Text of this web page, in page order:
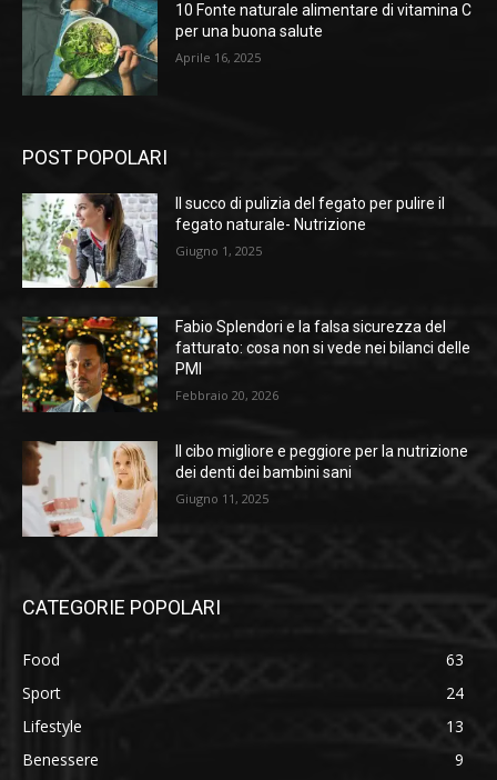
10 Fonte naturale alimentare di vitamina C
per una buona salute
Aprile 16, 2025
POST POPOLARI
Il succo di pulizia del fegato per pulire il
fegato naturale- Nutrizione
Giugno 1, 2025
Fabio Splendori e la falsa sicurezza del
fatturato: cosa non si vede nei bilanci delle
PMI
Febbraio 20, 2026
Il cibo migliore e peggiore per la nutrizione
dei denti dei bambini sani
Giugno 11, 2025
CATEGORIE POPOLARI
Food
63
Sport
24
Lifestyle
13
Benessere
9